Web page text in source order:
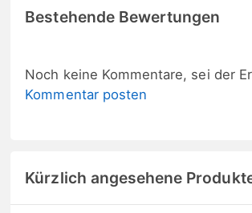
Bestehende Bewertungen
Noch keine Kommentare, sei der
Kommentar posten
Kürzlich angesehene